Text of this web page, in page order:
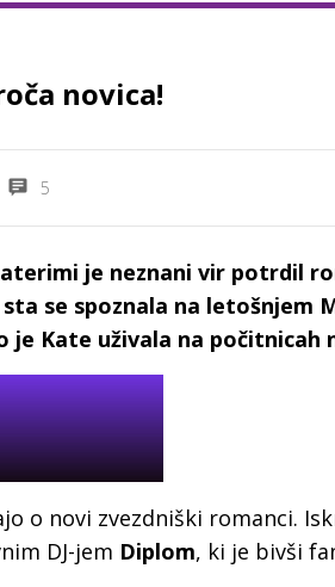
novica!
5
je neznani vir potrdil
se spoznala na letošnjem
je Kate uživala na počitnicah
o novi zvezdniški romanci.
DJ-jem Diplom, ki je bivši